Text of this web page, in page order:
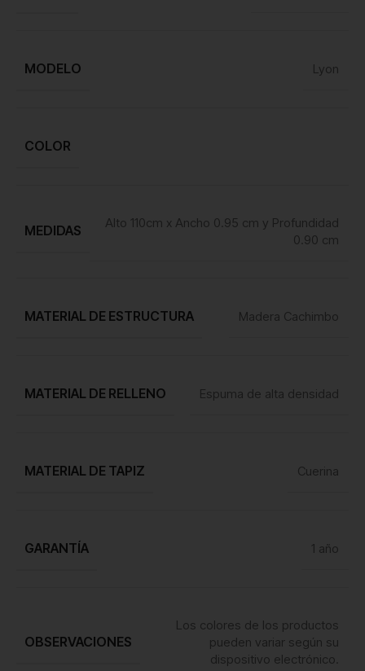
MODELO Lyon
COLOR
MEDIDAS
Alto 110cm x Ancho 0.95 cm y Profundidad
0.90 cm
MATERIAL DE ESTRUCTURA Madera Cachimbo
MATERIAL DE RELLENO Espuma de alta densidad
MATERIAL DE TAPIZ Cuerina
GARANTÍA 1 año
OBSERVACIONES
Los colores de los productos
pueden variar según su
dispositivo electrónico.